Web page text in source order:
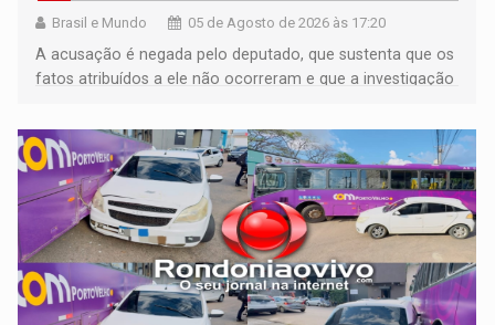
Brasil e Mundo 05 de Agosto de 2026 às 17:20
A acusação é negada pelo deputado, que sustenta que os
fatos atribuídos a ele não ocorreram e que a investigação